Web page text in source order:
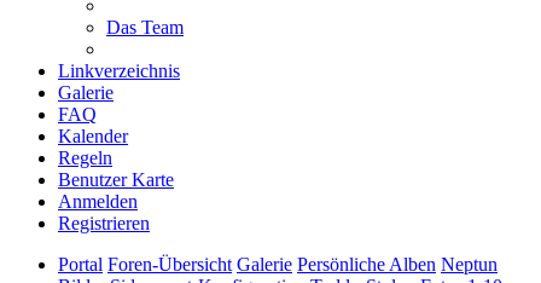
Das Team
Linkverzeichnis
Galerie
FAQ
Kalender
Regeln
Benutzer Karte
Anmelden
Registrieren
Portal Foren-Übersicht Galerie Persönliche Alben Neptun